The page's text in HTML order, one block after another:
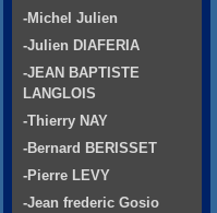
-Michel Julien
-Julien DIAFERIA
-JEAN BAPTISTE
LANGLOIS
-Thierry NAY
-Bernard BERISSET
-Pierre LEVY
-Jean frederic Gosio